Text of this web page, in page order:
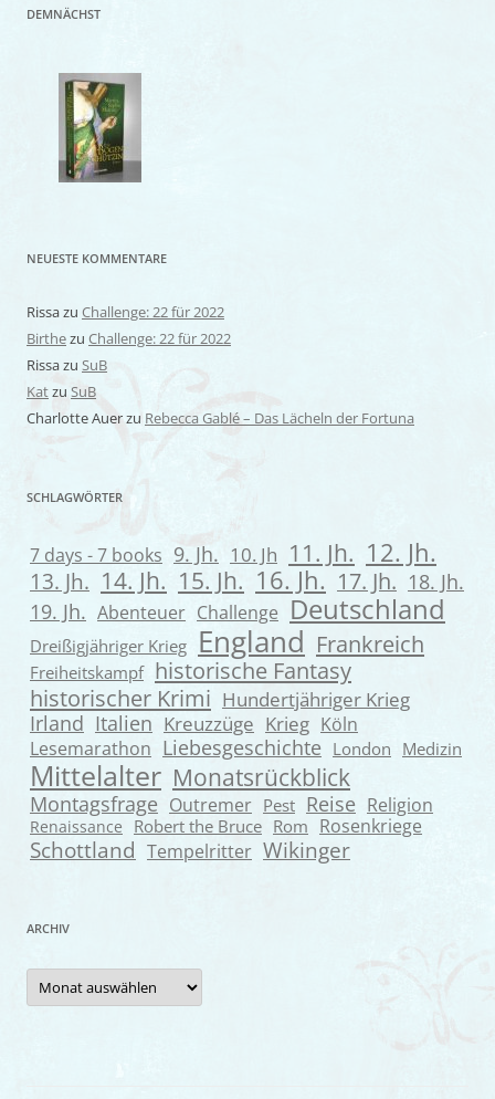
DEMNÄCHST
NEUESTE KOMMENTARE
Rissazu Challenge: 22 für 2022
Birthezu Challenge: 22 für 2022
Rissazu SuB
Katzu SuB
Charlotte Auerzu Rebecca Gablé – Das Lächeln der Fortuna
SCHLAGWÖRTER
7 days - 7 books 9. Jh. 10. Jh 11. Jh. 12. Jh.
13. Jh. 14. Jh. 15. Jh. 16. Jh. 17. Jh. 18. Jh.
19. Jh. Abenteuer Challenge Deutschland
Dreißigjähriger Krieg England Frankreich
Freiheitskampf historische Fantasy
historischer Krimi Hundertjähriger Krieg
Irland Italien Kreuzzüge Krieg Köln
Lesemarathon Liebesgeschichte London Medizin
Mittelalter Monatsrückblick
Montagsfrage Outremer Pest Reise Religion
Renaissance Robert the Bruce Rom Rosenkriege
Schottland Tempelritter Wikinger
ARCHIV
Archiv